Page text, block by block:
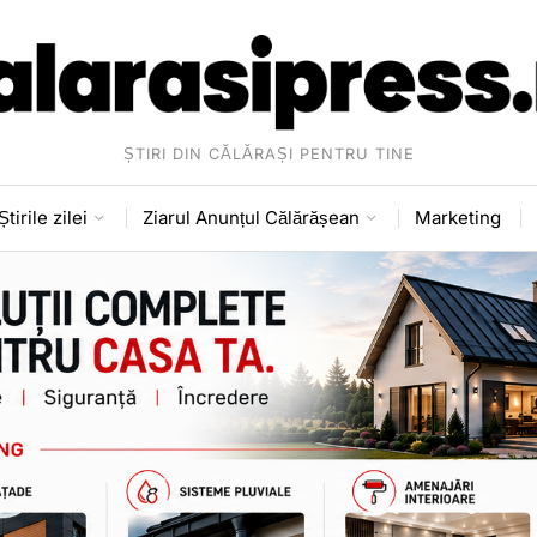
ȘTIRI DIN CĂLĂRAȘI PENTRU TINE
zilei Ziarul Anunțul Călărășean Marketing